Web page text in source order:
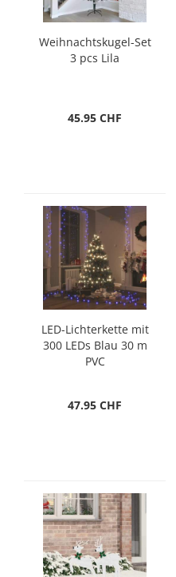
Weihnachtskugel-Set
3 pcs Lila
45.95 CHF
LED-Lichterkette mit
300 LEDs Blau 30 m
PVC
47.95 CHF